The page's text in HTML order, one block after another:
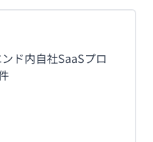
ド内自社SaaSプロ